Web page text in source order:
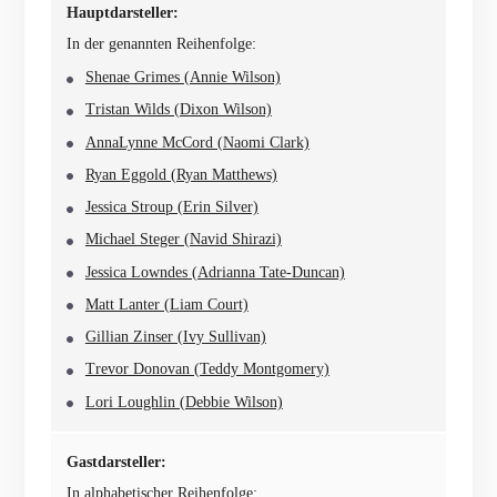
Hauptdarsteller:
In der genannten Reihenfolge:
Shenae Grimes (Annie Wilson)
Tristan Wilds (Dixon Wilson)
AnnaLynne McCord (Naomi Clark)
Ryan Eggold (Ryan Matthews)
Jessica Stroup (Erin Silver)
Michael Steger (Navid Shirazi)
Jessica Lowndes (Adrianna Tate-Duncan)
Matt Lanter (Liam Court)
Gillian Zinser (Ivy Sullivan)
Trevor Donovan (Teddy Montgomery)
Lori Loughlin (Debbie Wilson)
Gastdarsteller:
In alphabetischer Reihenfolge: